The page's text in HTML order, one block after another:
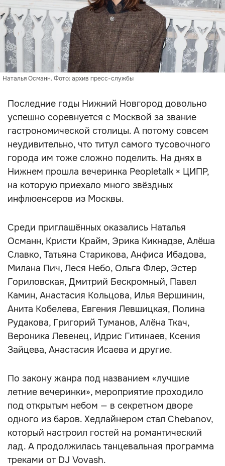
Наталья Османн. Фото: архив пресс-службы
Последние годы Нижний Новгород довольно
успешно соревнуется с Москвой за звание
гастрономической столицы. А потому совсем
неудивительно, что титул самого тусовочного
города им тоже сложно поделить. На днях в
Нижнем прошла вечеринка Peopletalk × ЦИПР,
на которую приехало много звёздных
инфлюенсеров из Москвы.
Среди приглашённых оказались Наталья
Османн, Кристи Крайм, Эрика Кикнадзе, Алёша
Славко, Татьяна Старикова, Анфиса Ибадова,
Милана Пич, Леся Небо, Ольга Флер, Эстер
Гориловская, Дмитрий Бескромный, Павел
Камин, Анастасия Кольцова, Илья Вершинин,
Анита Кобелева, Евгения Левшицкая, Полина
Рудакова, Григорий Туманов, Алёна Ткач,
Вероника Левенец, Идрис Гитинаев, Ксения
Зайцева, Анастасия Исаева и другие.
По закону жанра под названием «лучшие
летние вечеринки», мероприятие проходило
под открытым небом — в секретном дворе
одного из баров. Хедлайнером стал Chebanov,
который настроил гостей на романтический
лад. А продолжилась танцевальная программа
треками от DJ Vovash.